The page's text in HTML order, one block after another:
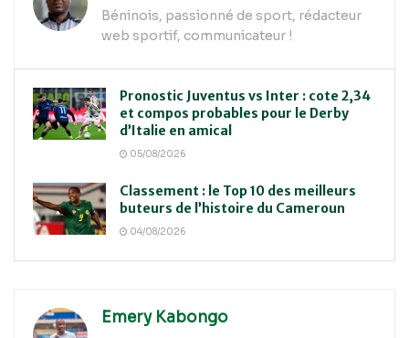
Béninois, passionné de sport, rédacteur
web sportif, communicateur !
Pronostic Juventus vs Inter : cote 2,34
et compos probables pour le Derby
d’Italie en amical
05/08/2026
Classement : le Top 10 des meilleurs
buteurs de l’histoire du Cameroun
04/08/2026
Emery Kabongo